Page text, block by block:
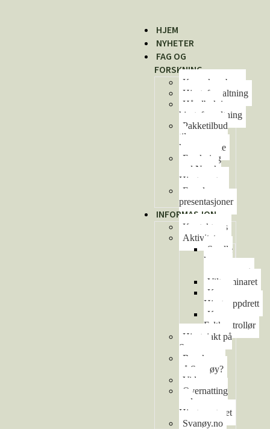
HJEM
NYHETER
FAG OG
FORSKNING
Kunnskapsbase
Hjorteforvaltning
Håndbok i
hjorteforvaltning
Pakketilbud
til
kommunene
Forskning
ved Norsk
Hjortesenter
Foredrag og
presentasjoner
INFORMASJON
Kontakt oss
Aktiviteter
Se alle
kurs og
arrangement
Viltseminaret
Kurs –
Hjorteoppdrett
Kurs –
Feltkontrollør
Hjortejakt på
Svanøy
Besøke oss
på Svanøy?
Video
Overnatting
ved
Hjortesenteret
Svanøy.no